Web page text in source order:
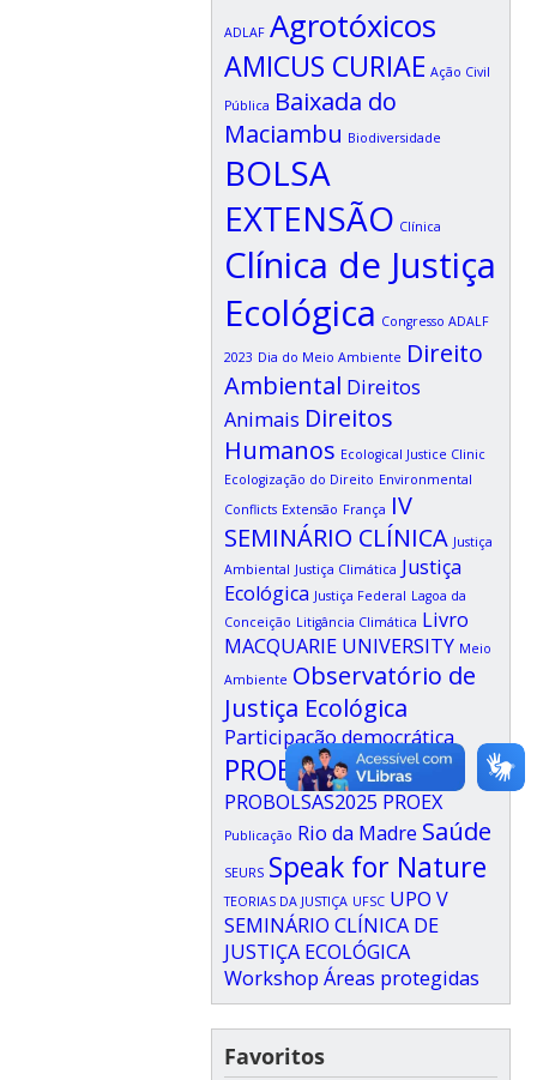
ADLAF Agrotóxicos
AMICUS CURIAE Ação Civil
Pública Baixada do
Maciambu Biodiversidade
BOLSA
EXTENSÃO Clínica
Clínica de Justiça
Ecológica Congresso ADALF
2023 Dia do Meio Ambiente Direito
Ambiental Direitos
Animais Direitos
Humanos Ecological Justice Clinic
Ecologização do Direito Environmental
Conflicts Extensão França IV
SEMINÁRIO CLÍNICA Justiça
Ambiental Justiça Climática Justiça
Ecológica Justiça Federal Lagoa da
Conceição Litigância Climática Livro
MACQUARIE UNIVERSITY Meio
Ambiente Observatório de
Justiça Ecológica
Participação democrática
PROBOLSAS
PROBOLSAS2025 PROEX
Publicação Rio da Madre Saúde
SEURS Speak for Nature
TEORIAS DA JUSTIÇA UFSC UPO V
SEMINÁRIO CLÍNICA DE
JUSTIÇA ECOLÓGICA
Workshop Áreas protegidas
Favoritos